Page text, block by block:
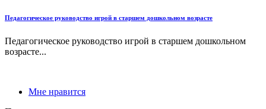
Педагогическое руководство игрой в старшем дошкольном возрасте
Педагогическое руководство игрой в старшем дошкольном
возрасте...
Мне нравится